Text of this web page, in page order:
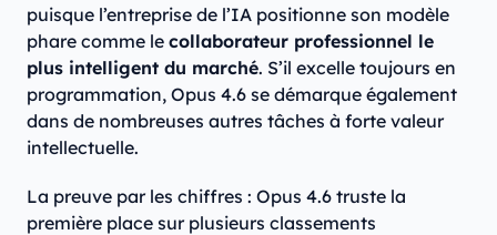
puisque l’entreprise de l’IA positionne son modèle
phare comme le collaborateur professionnel le
plus intelligent du marché. S’il excelle toujours en
programmation, Opus 4.6 se démarque également
dans de nombreuses autres tâches à forte valeur
intellectuelle.
La preuve par les chiffres : Opus 4.6 truste la
première place sur plusieurs classements